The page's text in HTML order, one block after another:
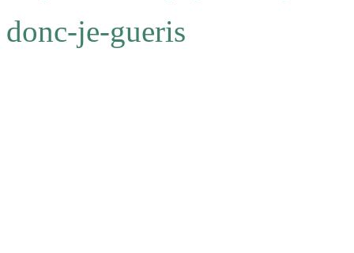
donc-je-gueris